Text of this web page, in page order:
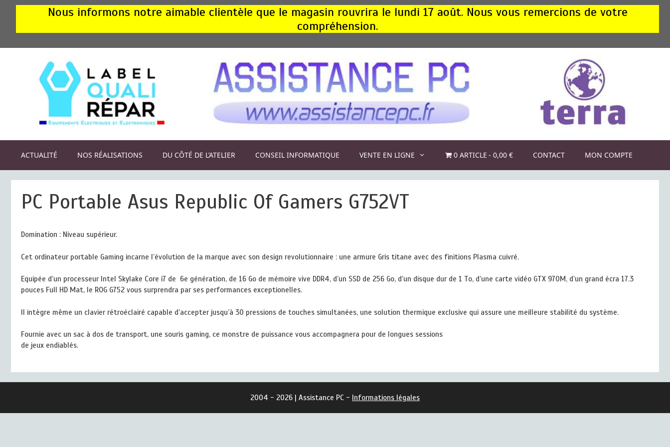
Nous informons notre aimable clientèle que le magasin rouvrira le lundi 17 août. Nous vous remercions de votre
compréhension.
ACTUALITÉ NOS RÉALISATIONS DU CÔTÉ DE L’ATELIER CONSEIL INFORMATIQUE VENTE EN LIGNE 0 ARTICLE 0,00 € CONTACT MON COMPTE
PC Portable Asus Republic Of Gamers G752VT
Domination : Niveau supérieur.
Cet ordinateur portable Gaming incarne l’évolution de la marque avec son design revolutionnaire : une armure Gris titane avec des finitions Plasma cuivré.
Equipée d’un processeur Intel Skylake Core i7 de 6e génération, de 16 Go de mémoire vive DDR4, d’un SSD de 256 Go, d’un disque dur de 1 To, d’une carte vidéo GTX 970M, d’un grand écra 17.3
pouces Full HD Mat, le ROG G752 vous surprendra par ses performances exceptionelles.
Il intègre même un clavier rétroéclairé capable d’accepter jusqu’à 30 pressions de touches simultanées, une solution thermique exclusive qui assure une meilleure stabilité du système.
Fournie avec un sac à dos de transport, une souris gaming, ce monstre de puissance vous accompagnera pour de longues sessions
de jeux endiablés.
2004 - 2026 | Assistance PC - Informations légales